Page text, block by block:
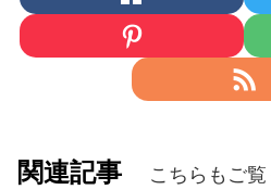
関連記事 こちらもご覧